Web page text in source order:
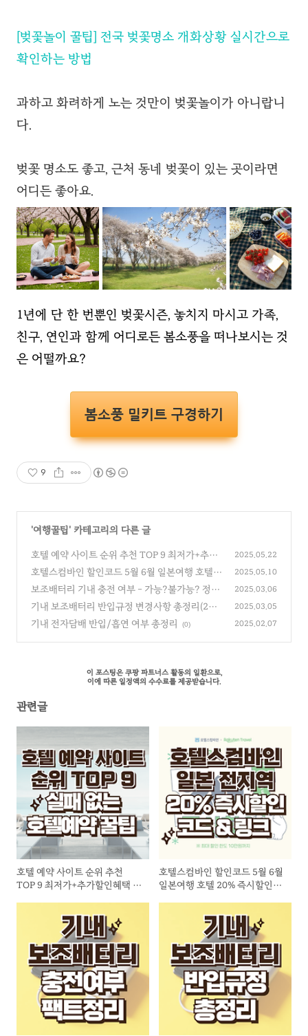
[벚꽃놀이 꿀팁] 전국 벚꽃명소 개화상황 실시간으로
확인하는 방법
과하고 화려하게 노는 것만이 벚꽃놀이가 아니랍니
다.
벚꽃 명소도 좋고, 근처 동네 벚꽃이 있는 곳이라면
어디든 좋아요.
1년에 단 한 번뿐인 벚꽃시즌, 놓치지 마시고 가족,
친구, 연인과 함께 어디로든 봄소풍을 떠나보시는 것
은 어떨까요?
봄소풍 밀키트 구경하기
9
'여행꿀팁' 카테고리의 다른 글
호텔 예약 사이트 순위 추천 TOP 9 최저가+추가
할인혜택 받는 꿀팁 (0)
2025.05.22
호텔스컴바인 할인코드 5월 6월 일본여행 호텔 2
0% 즉시할인링크 (0)
2025.05.10
보조배터리 기내 충전 여부 - 가능?불가능? 정확
하게 알려드립니다.(오해금지!) (0)
2025.03.06
기내 보조배터리 반입규정 변경사항 총정리(202
5 최신판) (0)
2025.03.05
기내 전자담배 반입/흡연 여부 총정리 (0) 2025.02.07
이 포스팅은 쿠팡 파트너스 활동의 일환으로,
이에 따른 일정액의 수수료를 제공받습니다.
관련글
호텔 예약 사이트 순위 추천
TOP 9 최저가+추가할인혜택 받
호텔스컴바인 할인코드 5월 6월
일본여행 호텔 20% 즉시할인링